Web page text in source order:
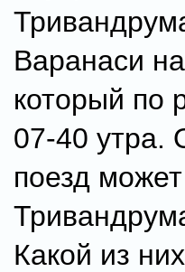
Варанаси
который по
07-40 утра.
поезд
Какой из